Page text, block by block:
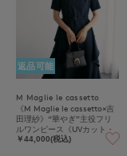
返品可能
M Maglie le cassetto
《M Maglie le cassetto×吉
田理紗》“華やぎ”主役フリ
ルワンピース《UVカット・
吸水速乾》
￥44,000(税込)